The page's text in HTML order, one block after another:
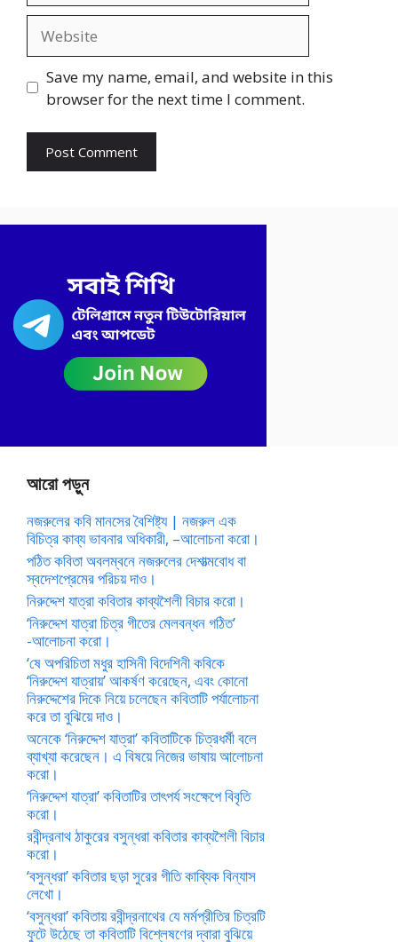
Save my name, email, and website in this
browser for the next time I comment.
আরো পড়ুন
নজরুলের কবি মানসের বৈশিষ্ট্য | নজরুল এক
বিচিত্র কাব্য ভাবনার অধিকারী, –আলোচনা করো।
পঠিত কবিতা অবলম্বনে নজরুলের দেশাত্মবোধ বা
স্বদেশপ্রেমের পরিচয় দাও।
নিরুদ্দেশ যাত্রা কবিতার কাব্যশৈলী বিচার করো।
‘নিরুদ্দেশ যাত্রা চিত্র গীতের মেলবন্ধন গঠিত’
-আলোচনা করো।
‘ষে অপরিচিতা মধুর হাসিনী বিদেশিনী কবিকে
‘নিরুদ্দেশ যাত্রায়’ আকর্ষণ করেছেন, এবং কোনো
নিরুদ্দেশের দিকে নিয়ে চলেছেন কবিতাটি পর্যালোচনা
করে তা বুঝিয়ে দাও।
অনেকে ‘নিরুদ্দেশ যাত্রা’ কবিতাটিকে চিত্রধর্মী বলে
ব্যাখ্যা করেছেন। এ বিষয়ে নিজের ভাষায় আলোচনা
করো।
‘নিরুদ্দেশ যাত্রা’ কবিতাটির তাৎপর্য সংক্ষেপে বিবৃতি
করো।
রবীন্দ্রনাথ ঠাকুরের বসুন্ধরা কবিতার কাব্যশৈলী বিচার
করো।
‘বসুন্ধরা’ কবিতার ছড়া সুরের গীতি কাব্যিক বিন্যাস
লেখো।
‘বসুন্ধরা’ কবিতায় রবীন্দ্রনাথের যে মর্মপ্রীতির চিত্রটি
ফুটে উঠেছে তা কবিতাটি বিশ্লেষণের দ্বারা বুঝিয়ে